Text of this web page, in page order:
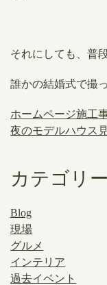
それにしても、普
誰かの結婚式で撮
ホームページ施工
夜のモデルハウス
カテゴリー
Blog
現場
グルメ
インテリア
過去イベント